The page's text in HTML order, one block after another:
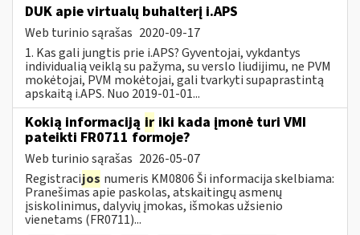
DUK apie virtualų buhalterį i.APS
Web turinio sąrašas 2020-09-17
1. Kas gali jungtis prie i.APS? Gyventojai, vykdantys
individualią veiklą su pažyma, su verslo liudijimu, ne PVM
mokėtojai, PVM mokėtojai, gali tvarkyti supaprastintą
apskaitą i.APS. Nuo 2019-01-01...
Kokią informaciją ir iki kada įmonė turi VMI
pateikti FR0711 formoje?
Web turinio sąrašas 2026-05-07
Registracijos numeris KM0806 Ši informacija skelbiama:
Pranešimas apie paskolas, atskaitingų asmenų
įsiskolinimus, dalyvių įmokas, išmokas užsienio
vienetams (FR0711)...